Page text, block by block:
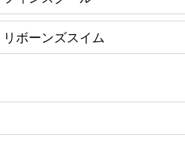
リボーンズスイム